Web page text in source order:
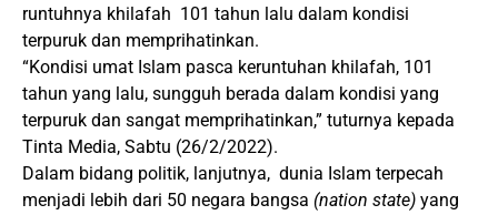
runtuhnya khilafah 101 tahun lalu dalam kondisi
terpuruk dan memprihatinkan.
“Kondisi umat Islam pasca keruntuhan khilafah, 101
tahun yang lalu, sungguh berada dalam kondisi yang
terpuruk dan sangat memprihatinkan,” tuturnya kepada
Tinta Media, Sabtu (26/2/2022).
Dalam bidang politik, lanjutnya, dunia Islam terpecah
menjadi lebih dari 50 negara bangsa (nation state) yang